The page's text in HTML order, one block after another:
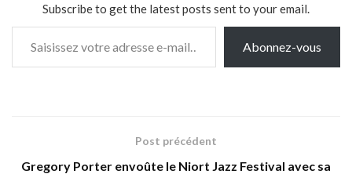
Subscribe to get the latest posts sent to your email.
Saisissez votre adresse e-mail…
Abonnez-vous
Post précédent
Gregory Porter envoûte le Niort Jazz Festival avec sa